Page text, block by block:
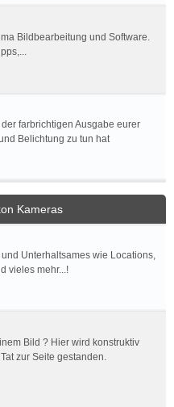
Bildbearbeitung und Software.
farbrichtigen Ausgabe eurer
Belichtung zu tun hat
Kameras
Unterhaltsames wie Locations,
vieles mehr...!
Bild ? Hier wird konstruktiv
zur Seite gestanden.